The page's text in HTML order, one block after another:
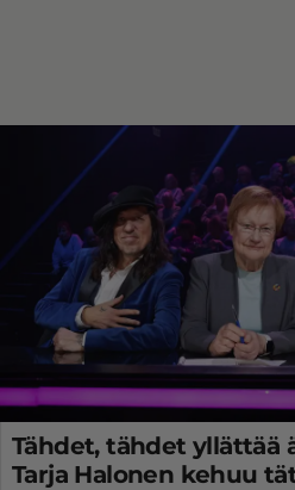
Tähdet, tähdet yllättää
Tarja Halonen kehuu